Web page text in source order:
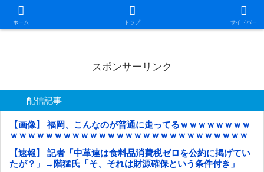
ホーム トップ サイドバー
日本第一！ニュース録
スポンサーリンク
配信記事
【画像】 福岡、こんなのが普通に走ってるｗｗｗｗｗｗｗｗ
ｗｗｗｗｗｗｗｗｗｗｗｗｗｗｗｗｗｗｗｗｗｗｗｗｗｗｗ
ｗｗｗｗｗ
【速報】 記者「中革連は食料品消費税ゼロを公約に掲げてい
たが？」→階猛氏「そ、それは財源確保という条件付き」